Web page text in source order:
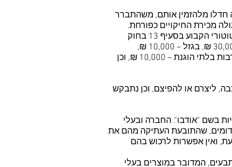
מלהזמין אותם, משהתברר
מכירת החיקויים כפורחת.
התובעת בקשה להעמיד את סכום התביעה לכל אחד מן הדגמים על 100,000 ₪, הסכום הסטטוטורי הקבוע בסעיף 13 בחוק
עוולות מסחריות, וכן לכמת את הפיצוי לפי אמדן בתאור כוזב ל-10,000 ₪, בעשיית עושר ל- 30,000 ₪, בגזל – 10,000 ₪,
ברשלנות – 20,000 ₪, בהטעיית הצרכן – 10,000 ₪, בהיפר חובה חקוקה – 10,000 ₪, בהתערבות בלתי הוגנת – 10,000 ₪, וכן
ליצרם או להפיצם, וכן נתבקש
הזכויות בשם "אודבו". החברה ובעלי
דגמים דומים, שהתובעת העתיקה מהם את
ואין אפשרות לרכוש בהם
המדובר במוצרים בעלי